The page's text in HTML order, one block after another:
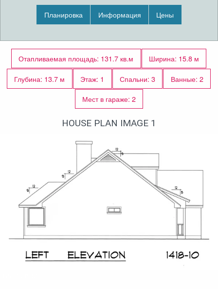
Планировка Информация Цены
Отапливаемая площадь: 131.7 кв.м
Ширина: 15.8 м
Глубина: 13.7 м
Этаж: 1 Спальни: 3
Ванные: 2
Мест в гараже: 2
HOUSE PLAN IMAGE 1